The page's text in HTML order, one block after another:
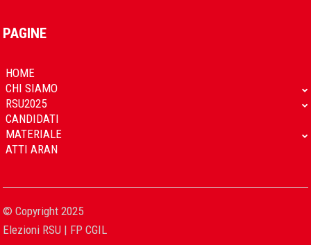
PAGINE
HOME
CHI SIAMO
RSU2025
CANDIDATI
MATERIALE
ATTI ARAN
© Copyright 2025
Elezioni RSU | FP CGIL